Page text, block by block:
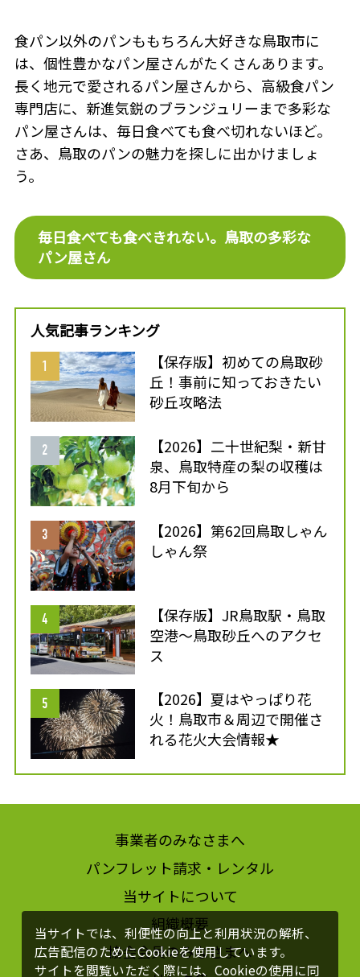
食パン以外のパンももちろん大好きな鳥取市に
は、個性豊かなパン屋さんがたくさんあります。
長く地元で愛されるパン屋さんから、高級食パン
専門店に、新進気鋭のブランジュリーまで多彩な
パン屋さんは、毎日食べても食べ切れないほど。
さあ、鳥取のパンの魅力を探しに出かけましょ
う。
毎日食べても食べきれない。鳥取の多彩な
パン屋さん
人気記事ランキング
【保存版】初めての鳥取砂
丘！事前に知っておきたい
砂丘攻略法
【2026】二十世紀梨・新甘
泉、鳥取特産の梨の収穫は
8月下旬から
【2026】第62回鳥取しゃん
しゃん祭
【保存版】JR鳥取駅・鳥取
空港～鳥取砂丘へのアクセ
ス
【2026】夏はやっぱり花
火！鳥取市＆周辺で開催さ
れる花火大会情報★
事業者のみなさまへ
パンフレット請求・レンタル
当サイトについて
組織概要
協会会員のみなさまへ
当サイトでは、利便性の向上と利用状況の解析、
広告配信のためにCookieを使用しています。
サイトを閲覧いただく際には、Cookieの使用に同